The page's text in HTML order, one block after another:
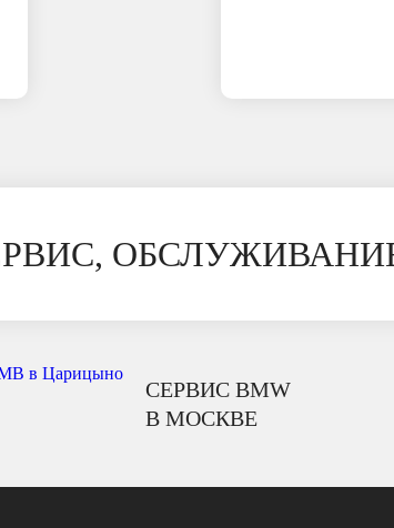
СЕРВИС BMW
В МОСКВЕ